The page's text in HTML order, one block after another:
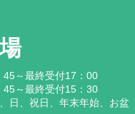
～最終受付17：00
終受付15：30
日、祝日、年末年始、お盆